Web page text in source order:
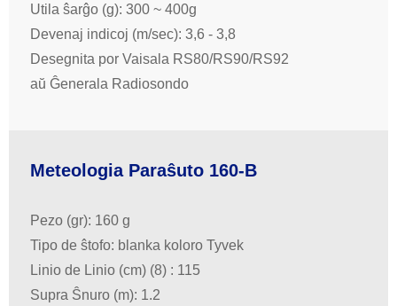
Utila ŝarĝo (g): 300 ~ 400g
Devenaj indicoj (m/sec): 3,6 - 3,8
Desegnita por Vaisala RS80/RS90/RS92
aŭ Ĝenerala Radiosondo
Meteologia Paraŝuto 160-B
Pezo (gr): 160 g
Tipo de ŝtofo: blanka koloro Tyvek
Linio de Linio (cm) (8) : 115
Supra Ŝnuro (m): 1.2